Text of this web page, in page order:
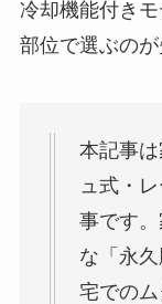
冷却機能付き
部位で選ぶのが
本記事
ュ式・
事です
な「永
宅での